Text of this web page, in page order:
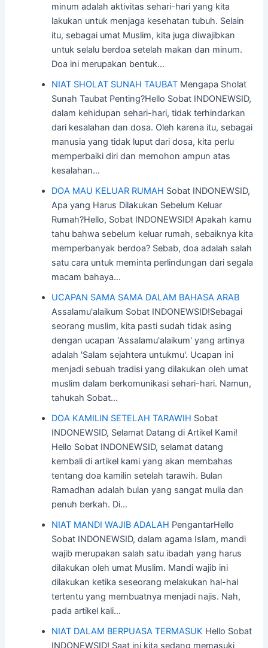
minum adalah aktivitas sehari-hari yang kita
lakukan untuk menjaga kesehatan tubuh. Selain
itu, sebagai umat Muslim, kita juga diwajibkan
untuk selalu berdoa setelah makan dan minum.
Doa ini merupakan bentuk…
NIAT SHOLAT SUNAH TAUBAT Mengapa Sholat
Sunah Taubat Penting?Hello Sobat INDONEWSID,
dalam kehidupan sehari-hari, tidak terhindarkan
dari kesalahan dan dosa. Oleh karena itu, sebagai
manusia yang tidak luput dari dosa, kita perlu
memperbaiki diri dan memohon ampun atas
kesalahan…
DOA MAU KELUAR RUMAH Sobat INDONEWSID,
Apa yang Harus Dilakukan Sebelum Keluar
Rumah?Hello, Sobat INDONEWSID! Apakah kamu
tahu bahwa sebelum keluar rumah, sebaiknya kita
memperbanyak berdoa? Sebab, doa adalah salah
satu cara untuk meminta perlindungan dari segala
macam bahaya…
UCAPAN SAMA SAMA DALAM BAHASA ARAB
Assalamu'alaikum Sobat INDONEWSID!Sebagai
seorang muslim, kita pasti sudah tidak asing
dengan ucapan 'Assalamu'alaikum' yang artinya
adalah 'Salam sejahtera untukmu'. Ucapan ini
menjadi sebuah tradisi yang dilakukan oleh umat
muslim dalam berkomunikasi sehari-hari. Namun,
tahukah Sobat…
DOA KAMILIN SETELAH TARAWIH Sobat
INDONEWSID, Selamat Datang di Artikel Kami!
Hello Sobat INDONEWSID, selamat datang
kembali di artikel kami yang akan membahas
tentang doa kamilin setelah tarawih. Bulan
Ramadhan adalah bulan yang sangat mulia dan
penuh berkah. Di…
NIAT MANDI WAJIB ADALAH PengantarHello
Sobat INDONEWSID, dalam agama Islam, mandi
wajib merupakan salah satu ibadah yang harus
dilakukan oleh umat Muslim. Mandi wajib ini
dilakukan ketika seseorang melakukan hal-hal
tertentu yang membuatnya menjadi najis. Nah,
pada artikel kali…
NIAT DALAM BERPUASA TERMASUK Hello Sobat
INDONEWSID! Saat ini kita sedang memasuki